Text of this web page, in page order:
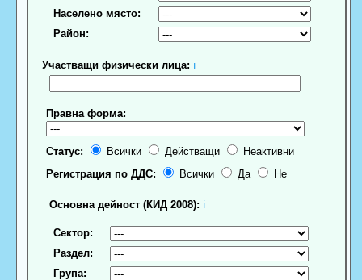
Населено място:
Район:
Участващи физически лица: ℹ
Правна форма:
Статус: Всички Действащи
Неактивни
Регистрация по ДДС:
Всички Да Не
Основна дейност (КИД 2008): ℹ
Сектор:
Раздел:
Група: